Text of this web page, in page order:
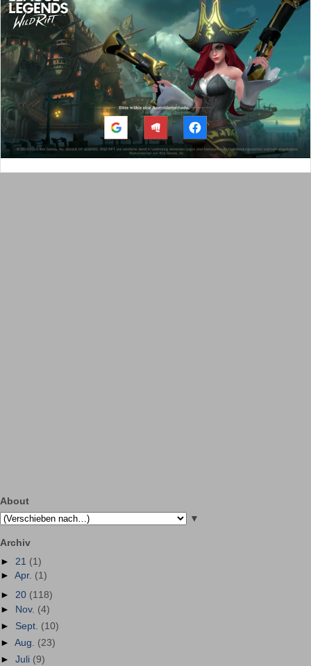
About
▼
Archiv
► 21 (1)
► Apr. (1)
► 20 (118)
► Nov. (4)
► Sept. (10)
► Aug. (23)
► Juli (9)